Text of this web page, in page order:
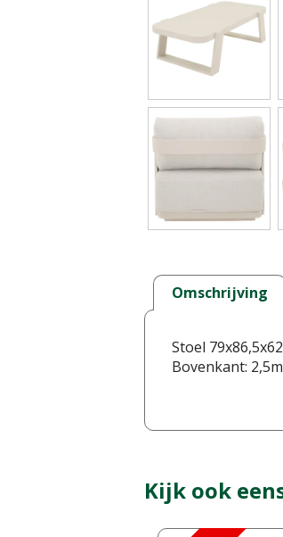
Omschrijving
Stoel
Bovenkant:
Kijk ook